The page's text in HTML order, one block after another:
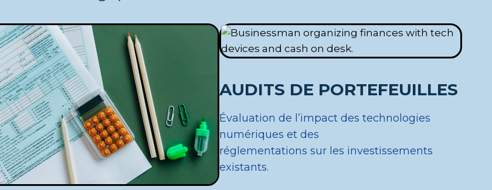
AUDITS DE PORTEFEUILLES
Évaluation de l’impact des technologies
numériques et des
réglementations sur les investissements
existants.